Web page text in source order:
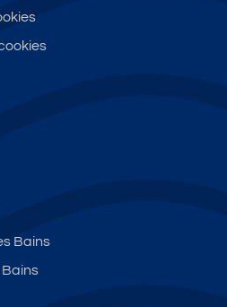
Bains
Bains